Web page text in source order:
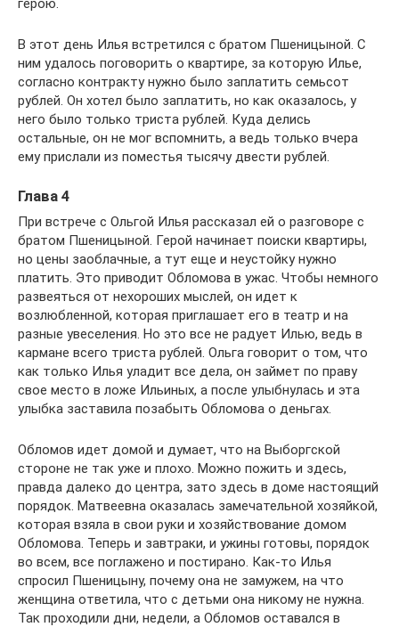
герою.
В этот день Илья встретился с братом Пшеницыной. С
ним удалось поговорить о квартире, за которую Илье,
согласно контракту нужно было заплатить семьсот
рублей. Он хотел было заплатить, но как оказалось, у
него было только триста рублей. Куда делись
остальные, он не мог вспомнить, а ведь только вчера
ему прислали из поместья тысячу двести рублей.
Глава 4
При встрече с Ольгой Илья рассказал ей о разговоре с
братом Пшеницыной. Герой начинает поиски квартиры,
но цены заоблачные, а тут еще и неустойку нужно
платить. Это приводит Обломова в ужас. Чтобы немного
развеяться от нехороших мыслей, он идет к
возлюбленной, которая приглашает его в театр и на
разные увеселения. Но это все не радует Илью, ведь в
кармане всего триста рублей. Ольга говорит о том, что
как только Илья уладит все дела, он займет по праву
свое место в ложе Ильиных, а после улыбнулась и эта
улыбка заставила позабыть Обломова о деньгах.
Обломов идет домой и думает, что на Выборгской
стороне не так уже и плохо. Можно пожить и здесь,
правда далеко до центра, зато здесь в доме настоящий
порядок. Матвеевна оказалась замечательной хозяйкой,
которая взяла в свои руки и хозяйствование домом
Обломова. Теперь и завтраки, и ужины готовы, порядок
во всем, все поглажено и постирано. Как-то Илья
спросил Пшеницыну, почему она не замужем, на что
женщина ответила, что с детьми она никому не нужна.
Так проходили дни, недели, а Обломов оставался в